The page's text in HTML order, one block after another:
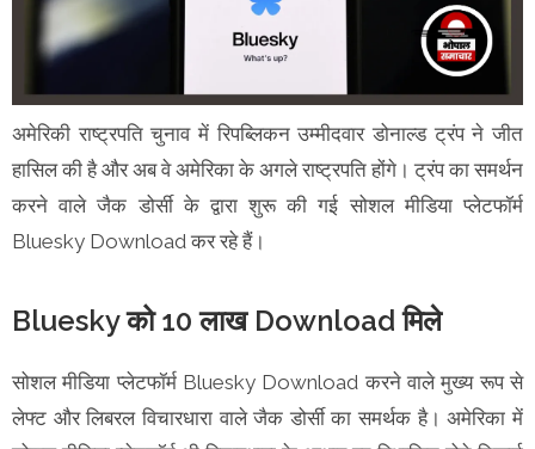
अमेरिकी राष्ट्रपति चुनाव में रिपब्लिकन उम्मीदवार डोनाल्ड ट्रंप ने जीत
हासिल की है और अब वे अमेरिका के अगले राष्ट्रपति होंगे। ट्रंप का समर्थन
करने वाले जैक डोर्सी के द्वारा शुरू की गई सोशल मीडिया प्लेटफॉर्म
Bluesky Download कर रहे हैं।
Bluesky को 10 लाख Download मिले
सोशल मीडिया प्लेटफॉर्म Bluesky Download करने वाले मुख्य रूप से
लेफ्ट और लिबरल विचारधारा वाले जैक डोर्सी का समर्थक है। अमेरिका में